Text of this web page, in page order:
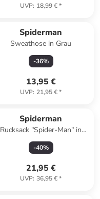
UVP: 18,99 €*
Spiderman
Sweathose in Grau
-36%
13,95 €
UVP: 21,95 €*
Spiderman
Rucksack "Spider-Man" in
Blau - (B)25 x (H)31 x (T)10
cm
-40%
21,95 €
UVP: 36,95 €*